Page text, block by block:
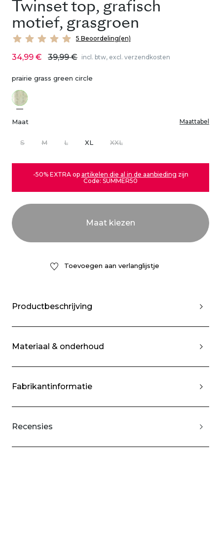
Twinset top, grafisch
motief, grasgroen
5 Beoordeling(en)
34,99 € 39,99 € incl. btw, excl. verzendkosten
prairie grass green circle
Maat Maattabel
S M L XL XXL
-50% EXTRA op artikelen die al in de aanbieding zijn
Code: SUMMER50
Toevoegen aan verlanglijstje
Productbeschrijving
Materiaal & onderhoud
Fabrikantinformatie
Recensies